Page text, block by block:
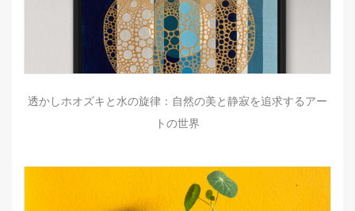
透かしホオズキと水の旋律：自然の美と静寂を追求するアー
トの世界